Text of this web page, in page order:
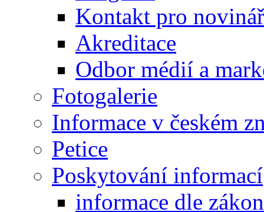
Kontakt pro
Akreditace
Odbor médií a
Fotogalerie
Informace v českém
Petice
Poskytování informací
informace dle